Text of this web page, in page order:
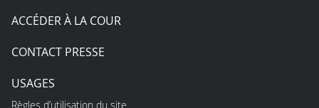
ACCÉDER À LA COUR
CONTACT PRESSE
USAGES
Règles d’utilisation du site